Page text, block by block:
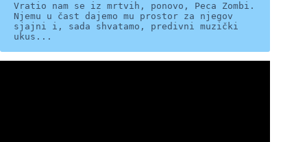
Vratio nam se iz mrtvih, ponovo, Peca Zombi.
Njemu u čast dajemo mu prostor za njegov
sjajni i, sada shvatamo, predivni muzički
ukus...